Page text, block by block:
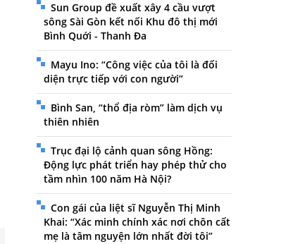
Sun Group đề xuất xây 4 cầu vượt
sông Sài Gòn kết nối Khu đô thị mới
Bình Quới - Thanh Đa
Mayu Ino: “Công việc của tôi là đối
diện trực tiếp với con người”
Bình San, “thổ địa ròm” làm dịch vụ
thiên nhiên
Trục đại lộ cảnh quan sông Hồng:
Động lực phát triển hay phép thử cho
tầm nhìn 100 năm Hà Nội?
Con gái của liệt sĩ Nguyễn Thị Minh
Khai: “Xác minh chính xác nơi chôn cất
mẹ là tâm nguyện lớn nhất đời tôi”